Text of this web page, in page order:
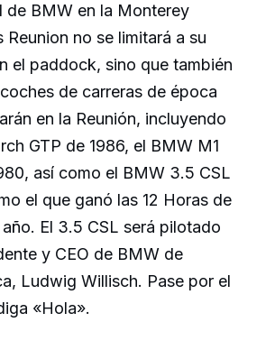
de BMW en la Monterey
no se limitará a su
el paddock, sino que también
de carreras de época
en la Reunión, incluyendo
GTP de 1986, el BMW M1
así como el BMW 3.5 CSL
el que ganó las 12 Horas de
El 3.5 CSL será pilotado
y CEO de BMW de
Ludwig Willisch. Pase por el
«Hola».